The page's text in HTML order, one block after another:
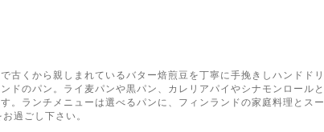
古くから親しまれているバター焙煎豆を丁寧に手挽きしハンドドリ
ドのパン。ライ麦パンや黒パン、カレリアパイやシナモンロールと
。ランチメニューは選べるパンに、フィンランドの家庭料理とスー
過ごし下さい。